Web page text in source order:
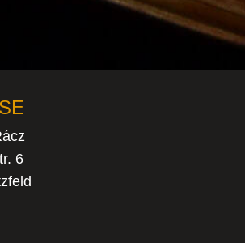
6